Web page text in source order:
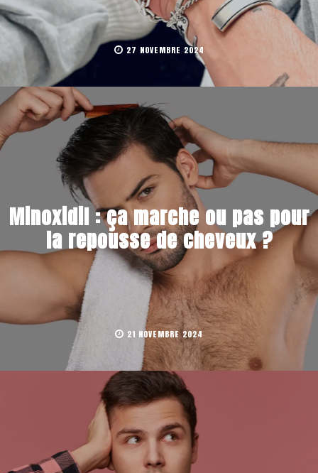
27 NOVEMBRE 2024
Minoxidil : ça marche ou pas pour
la repousse de cheveux ?
21 NOVEMBRE 2024